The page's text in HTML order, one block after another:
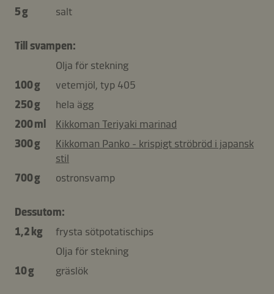
5 g
salt
Till svampen:
Olja för stekning
100 g
vetemjöl, typ 405
250 g
hela ägg
200 ml
Kikkoman Teriyaki marinad
300 g
Kikkoman Panko - krispigt ströbröd i japansk
stil
700 g
ostronsvamp
Dessutom:
1,2 kg
frysta sötpotatischips
Olja för stekning
10 g
gräslök